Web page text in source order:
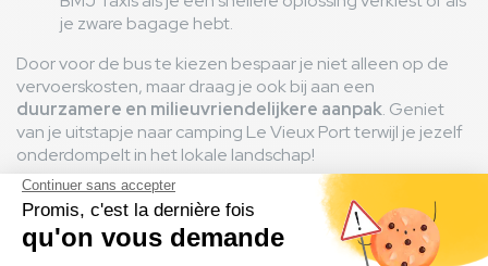
je zware bagage hebt.
Door voor de bus te kiezen bespaar je niet alleen op de
vervoerskosten, maar draag je ook bij aan een
duurzamere en milieuvriendelijkere aanpak. Geniet
van je uitstapje naar camping Le Vieux Port terwijl je jezelf
onderdompelt in het lokale landschap!